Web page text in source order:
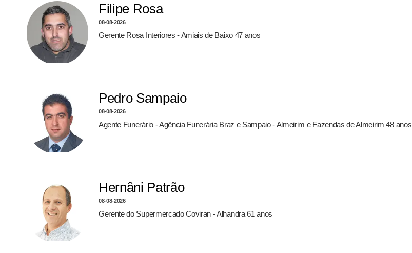
Filipe Rosa
08-08-2026
Gerente Rosa Interiores - Amiais de Baixo 47 anos
Pedro Sampaio
08-08-2026
Agente Funerário - Agência Funerária Braz e Sampaio - Almeirim e Fazendas de Almeirim 48 anos
Hernâni Patrão
08-08-2026
Gerente do Supermercado Coviran - Alhandra 61 anos